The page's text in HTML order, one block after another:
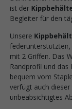
ist der
Begleiter für den
Unsere
federunterstützten,
mit 2 Griffen. Das
Randprofil und das
bequem vom
verfügt auch dieser
unbeabsichtigtes